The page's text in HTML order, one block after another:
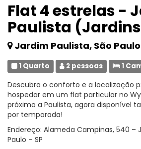
Flat 4 estrelas -
Paulista
Jardim Paulista, São Paulo
1 Quarto 2 pessoas 1
Descubra o conforto e a localização
hospedar em um flat particular no
próximo a Paulista, agora disponível
por temporada!
Endereço: Alameda Campinas, 540 –
Paulo – SP